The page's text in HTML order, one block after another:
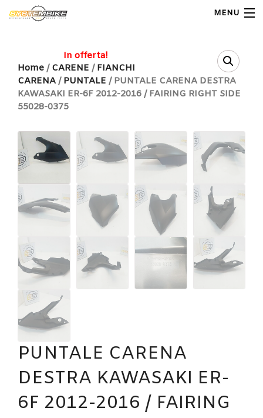
MENU
Home
Shop Moto
Shop Ricambi
Note Generali
Carrello
Contatti
Home / CARENE / FIANCHI
CARENA / PUNTALE / PUNTALE CARENA DESTRA
KAWASAKI ER-6F 2012-2016 / FAIRING RIGHT SIDE
55028-0375
In offerta!
PUNTALE CARENA
DESTRA KAWASAKI ER-
6F 2012-2016 / FAIRING